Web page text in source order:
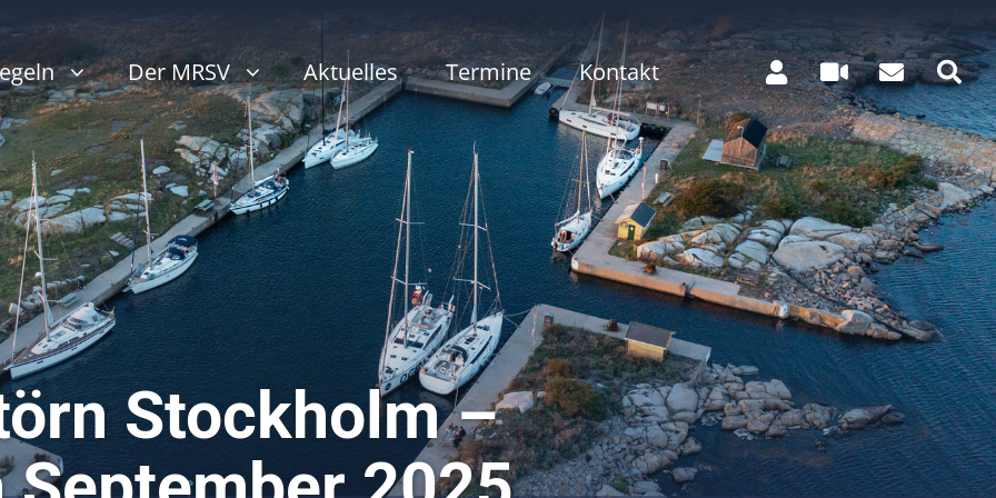
Der MRSV Aktuelles Termine Kontakt
Stockholm –